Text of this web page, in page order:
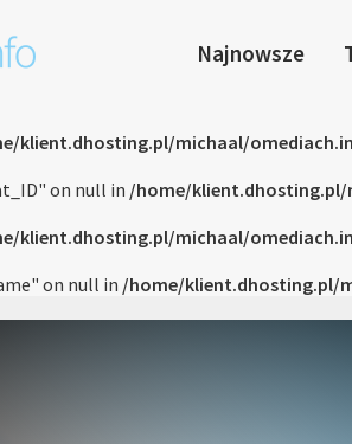
Najnowsze
klient.dhosting.pl/michaal/
on null in /home/
klient.dhosting.pl/michaal/
on null in /home/klient.dhosting.pl/